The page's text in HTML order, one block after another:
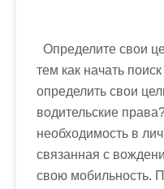
Определите свои
тем как начать
определить свои
водительские
необходимость в
связанная с
свою мобильность.